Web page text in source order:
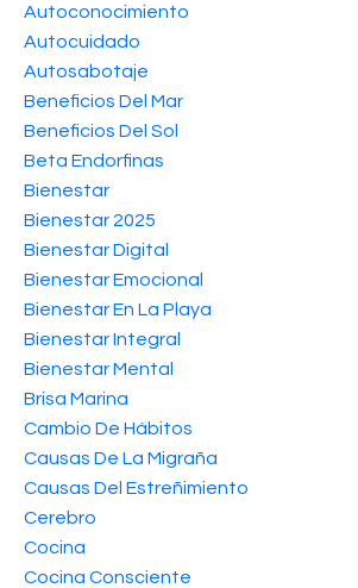
Autoconocimiento
Autocuidado
Autosabotaje
Beneficios Del Mar
Beneficios Del Sol
Beta Endorfinas
Bienestar
Bienestar 2025
Bienestar Digital
Bienestar Emocional
Bienestar En La Playa
Bienestar Integral
Bienestar Mental
Brisa Marina
Cambio De Hábitos
Causas De La Migraña
Causas Del Estreñimiento
Cerebro
Cocina
Cocina Consciente